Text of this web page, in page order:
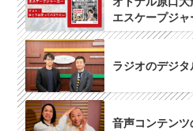
エスケープジ
ラジオのデジ
音声コンテン